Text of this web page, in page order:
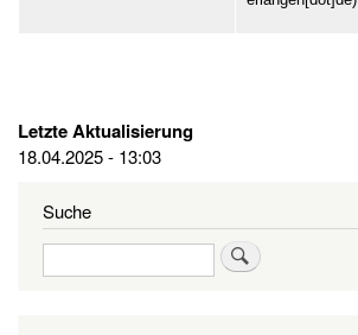
Letzte Aktualisierung
18.04.2025 - 13:03
Suche
Suche